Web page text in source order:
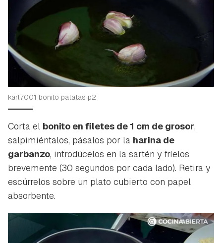
karl7001 bonito patatas p2
Corta el bonito en filetes de 1 cm de grosor,
salpimiéntalos, pásalos por la harina de
garbanzo, introdúcelos en la sartén y fríelos
brevemente (30 segundos por cada lado). Retira y
escúrrelos sobre un plato cubierto con papel
absorbente.